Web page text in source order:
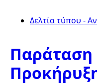
Δελτία τύπου -
Παράταση